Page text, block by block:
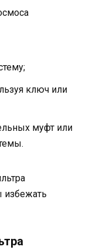
ключ или
муфт или
избежать